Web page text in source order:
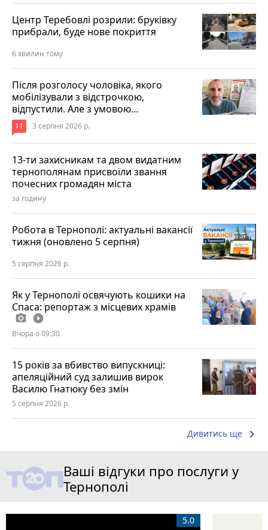
Центр Теребовлі розрили: бруківку
прибрали, буде нове покриття
6 хвилин тому
Після розголосу чоловіка, якого
мобілізували з відстрочкою,
відпустили. Але з умовою…
11 3 серпня 2026 р.
13-ти захисникам та двом видатним
тернополянам присвоїли звання
почесних громадян міста
за годину
Робота в Тернополі: актуальні вакансії
тижня (оновлено 5 серпня)
5 серпня 2026 р.
Як у Тернополі освячують кошики на
Спаса: репортаж з місцевих храмів
photo_camera play_circle_filled
Вчора о 09:30
15 років за вбивство випускниці:
апеляційний суд залишив вирок
Василю Гнатюку без змін
5 серпня 2026 р.
Дивитись ще keyboard_arrow_right
Ваші відгуки про послуги у
Тернополі
5.0